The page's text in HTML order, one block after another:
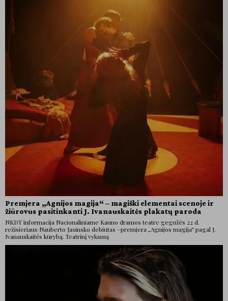
Premjera „Agnijos magija“ – magiški elementai scenoje ir
žiūrovus pasitinkanti J. Ivanauskaitės plakatų paroda
NKDT informacija Nacionaliniame Kauno dramos teatre gegužės 22 d.
režisieriaus Nauberto Jasinsko debiutas –premjera „Agnijos magija“ pagal J.
Ivanauskaitės kūrybą. Teatrinį vyksmą